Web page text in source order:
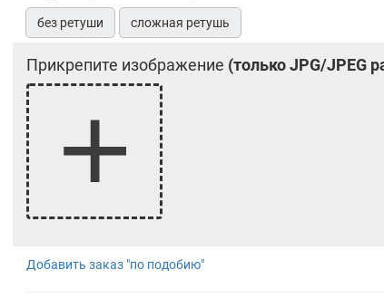
без ретуши сложная ретушь
Прикрепите изображение (только JPG/JPEG
Добавить заказ "по подобию"